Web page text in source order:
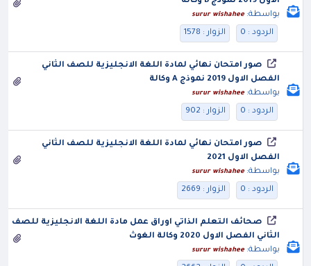
بواسطة:surur wishahee
الردود : 0 الزوار : 1578
صور امتحان نهائي لمادة اللغة الانجليزية للصف الثاني
الفصل الاول 2019 نموذج A وكالة
بواسطة:surur wishahee
الردود : 0 الزوار : 902
صور امتحان نهائي لمادة اللغة الانجليزية للصف الثاني
الفصل الاول 2021
بواسطة:surur wishahee
الردود : 0 الزوار : 2669
صحائف التعلم الذاتي اوراق عمل مادة اللغة الانجليزية للصف
الثاني الفصل الاول 2020 وكالة الغوث
بواسطة:surur wishahee